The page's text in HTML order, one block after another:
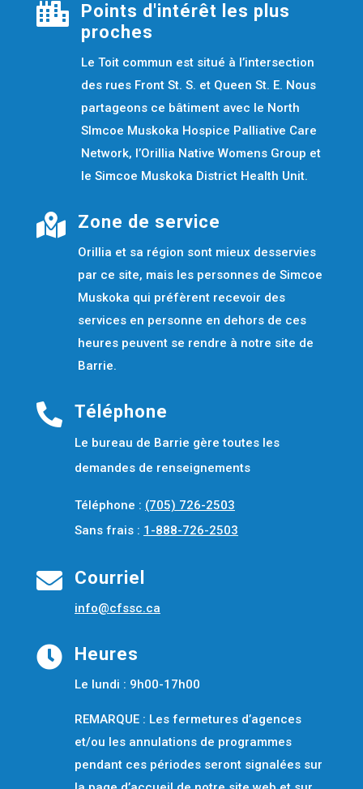

Points d'intérêt les plus
proches
Le Toit commun est situé à l’intersection
des rues Front St. S. et Queen St. E. Nous
partageons ce bâtiment avec le North
SImcoe Muskoka Hospice Palliative Care
Network, l’Orillia Native Womens Group et
le Simcoe Muskoka District Health Unit.
 Zone de service
Orillia et sa région sont mieux desservies
par ce site, mais les personnes de Simcoe
Muskoka qui préfèrent recevoir des
services en personne en dehors de ces
heures peuvent se rendre à notre site de
Barrie.
 Téléphone
Le bureau de Barrie gère toutes les
demandes de renseignements
Téléphone : (705) 726-2503
Sans frais : 1-888-726-2503
 Courriel
info@cfssc.ca
 Heures
Le lundi : 9h00-17h00
REMARQUE : Les fermetures d’agences
et/ou les annulations de programmes
pendant ces périodes seront signalées sur